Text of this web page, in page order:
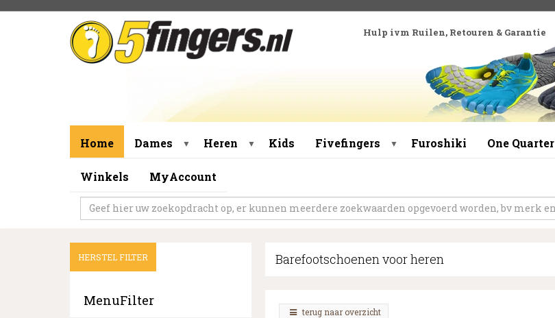
Hulp ivm Ruilen, Retouren & Garantie
Home Dames ▼ Heren ▼ Kids Fivefingers ▼ Furoshiki One Quarter
Winkels MyAccount
HERSTEL FILTER
MenuFilter
Barefootschoenen voor heren
terug naar overzicht